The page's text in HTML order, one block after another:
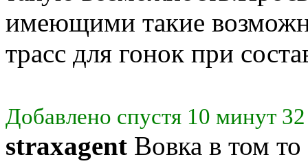
имеющими такие
трасс для гонок при
Добавлено спустя 10 минут
straxagent Вовка в том